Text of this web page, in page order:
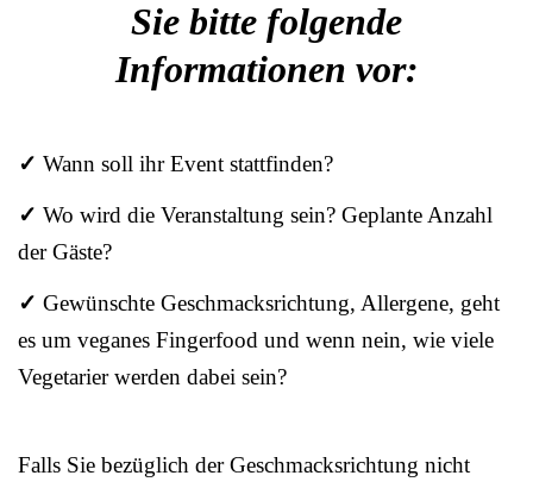
Sie bitte folgende
Informationen vor:
✓ Wann soll ihr Event stattfinden?
✓ Wo wird die Veranstaltung sein? Geplante Anzahl
der Gäste?
✓ Gewünschte Geschmacksrichtung, Allergene, geht
es um veganes Fingerfood und wenn nein, wie viele
Vegetarier werden dabei sein?
Falls Sie bezüglich der Geschmacksrichtung nicht